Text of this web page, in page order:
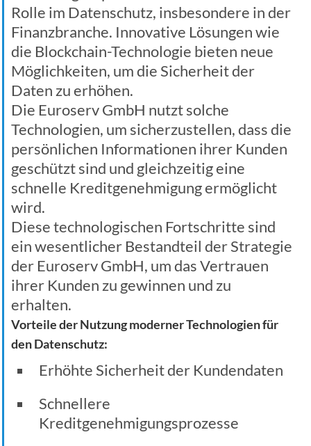
Rolle im Datenschutz, insbesondere in der
Finanzbranche. Innovative Lösungen wie
die Blockchain-Technologie bieten neue
Möglichkeiten, um die Sicherheit der
Daten zu erhöhen.
Die Euroserv GmbH nutzt solche
Technologien, um sicherzustellen, dass die
persönlichen Informationen ihrer Kunden
geschützt sind und gleichzeitig eine
schnelle Kreditgenehmigung ermöglicht
wird.
Diese technologischen Fortschritte sind
ein wesentlicher Bestandteil der Strategie
der Euroserv GmbH, um das Vertrauen
ihrer Kunden zu gewinnen und zu
erhalten.
Vorteile der Nutzung moderner Technologien für
den Datenschutz:
Erhöhte Sicherheit der Kundendaten
Schnellere
Kreditgenehmigungsprozesse